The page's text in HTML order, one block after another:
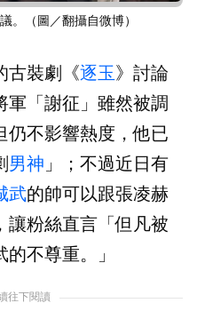
。（圖／翻攝自微博）
古裝劇《逐玉》討論
軍「謝征」雖然被調
仍不影響熱度，他已
男神 」；不過近日有
武的帥可以跟張凌赫
讓粉絲直言「但凡被
不尊重。」
往下閱讀